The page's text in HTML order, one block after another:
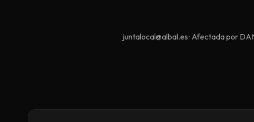
juntalocal@albal.es · Afectada por